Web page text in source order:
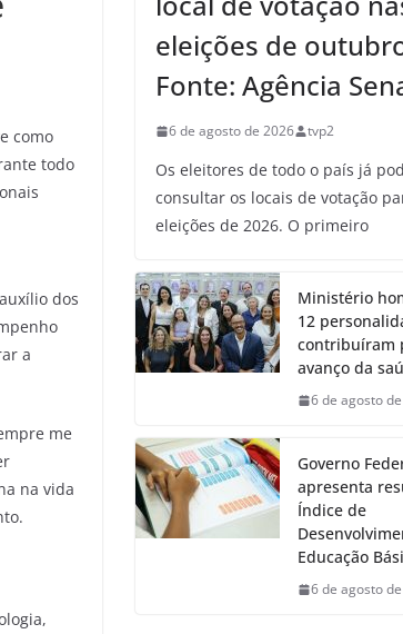
como
todo
dos
a
me
na vida
eleições de
Fonte: Agência
6 de agosto de 2026 tvp2
Os eleitores de todo o país já
consultar os locais de votação
eleições de 2026. O primeiro
Ministério
12
contribuíram
avanço da
6 de agosto
Governo
apresenta
Índice de
Educação
6 de agosto